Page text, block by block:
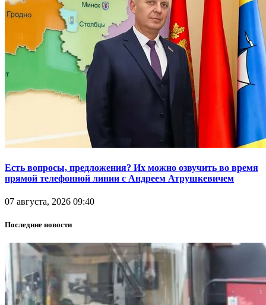
Есть вопросы, предложения? Их можно озвучить во время
прямой телефонной линии с Андреем Атрушкевичем
07 августа, 2026 09:40
Последние новости